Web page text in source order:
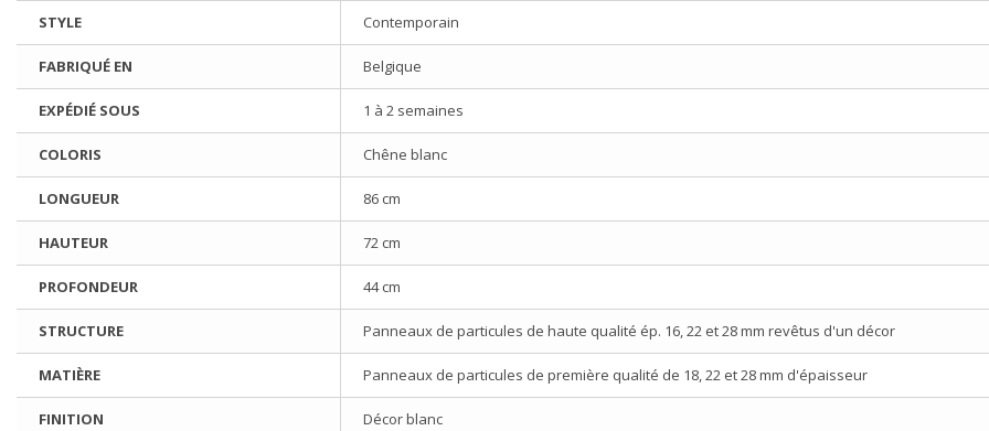
STYLE Contemporain
FABRIQUÉ EN Belgique
EXPÉDIÉ SOUS 1 à 2 semaines
COLORIS Chêne blanc
LONGUEUR 86 cm
HAUTEUR 72 cm
PROFONDEUR 44 cm
STRUCTURE Panneaux de particules de haute qualité ép. 16, 22 et 28 mm revêtus d'un décor
MATIÈRE Panneaux de particules de première qualité de 18, 22 et 28 mm d'épaisseur
FINITION Décor blanc